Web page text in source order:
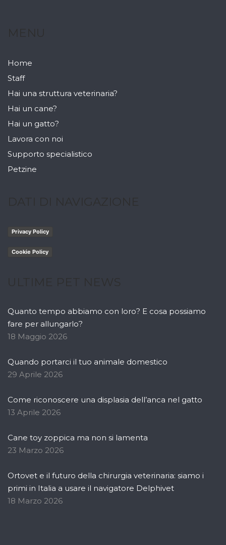
Home
Staff
Hai una struttura veterinaria?
Hai un cane?
Hai un gatto?
Lavora con noi
Supporto specialistico
Petzine
Privacy Policy
Cookie Policy
Quanto tempo abbiamo con loro? E cosa possiamo
fare per allungarlo?
18 Maggio 2026
Quando portarci il tuo animale domestico
29 Aprile 2026
Come riconoscere una displasia dell’anca nel gatto
13 Aprile 2026
Cane toy zoppica ma non si lamenta
23 Marzo 2026
Ortovet e il futuro della chirurgia veterinaria: siamo i
primi in Italia a usare il navigatore Delphivet
18 Marzo 2026